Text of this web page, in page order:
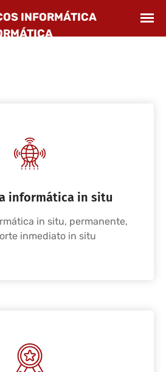
informática in situ
in situ, permanente,
inmediato in situ